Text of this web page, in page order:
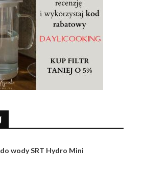
wody SRT Hydro Mini